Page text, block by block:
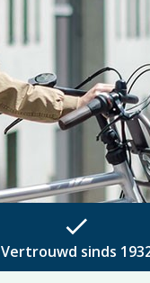
check
Vertrouwd sinds